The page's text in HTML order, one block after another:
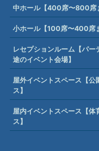
中ホール【400席〜800席
小ホール【100席〜400席
レセプションルーム【パ
途のイベント会場】
屋外イベントスペース【
ス】
屋内イベントスペース【
ス】